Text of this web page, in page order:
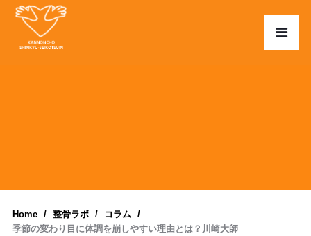
Home 整骨ラボ
コラム
季節の変わり目に体調を崩しやすい理由とは？川崎大師